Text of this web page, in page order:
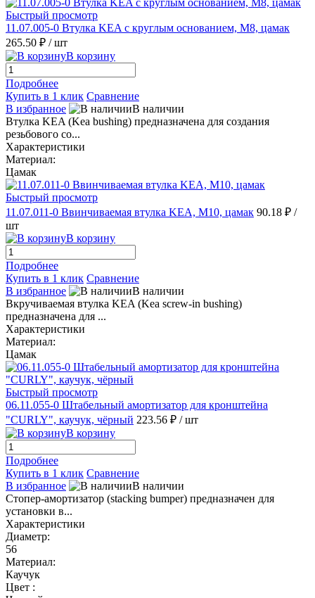
Быстрый просмотр
11.07.005-0 Втулка KEA с круглым основанием, M8, цамак
265.50 ₽ / шт
В корзину
Подробнее
Купить в 1 клик Сравнение
В избранное
В наличии
Втулка KEA (Kea bushing) предназначена для создания
резьбового со...
Характеристики
Материал:
Цамак
Быстрый просмотр
11.07.011-0 Ввинчиваемая втулка KEA, M10, цамак 90.18 ₽ /
шт
В корзину
Подробнее
Купить в 1 клик Сравнение
В избранное
В наличии
Вкручиваемая втулка KEA (Kea screw-in bushing)
предназначена для ...
Характеристики
Материал:
Цамак
Быстрый просмотр
06.11.055-0 Штабельный амортизатор для кронштейна
"CURLY", каучук, чёрный 223.56 ₽ / шт
В корзину
Подробнее
Купить в 1 клик Сравнение
В избранное
В наличии
Стопер-амортизатор (stacking bumper) предназначен для
установки в...
Характеристики
Диаметр:
56
Материал:
Каучук
Цвет :